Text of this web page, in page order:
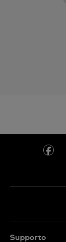
Supporto